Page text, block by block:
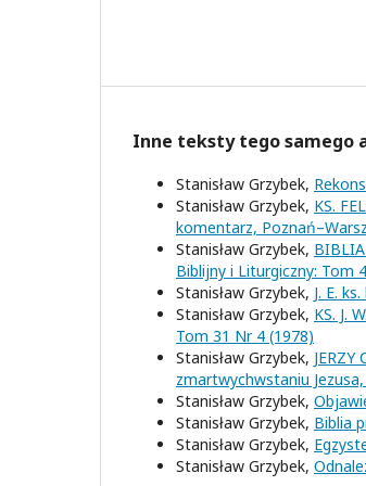
Inne teksty tego samego
Stanisław Grzybek,
Stanisław Grzybek, KS.
komentarz,
Stanisław Grzybek,
Biblijny i Liturgiczny: Tom
Stanisław Grzybek, J. E.
Stanisław Grzybek, KS. J.
Tom 31 Nr 4 (1978)
Stanisław Grzybek,
zmartwychwstaniu
Stanisław Grzybek,
Stanisław Grzybek, Biblia
Stanisław Grzybek,
Stanisław Grzybek,